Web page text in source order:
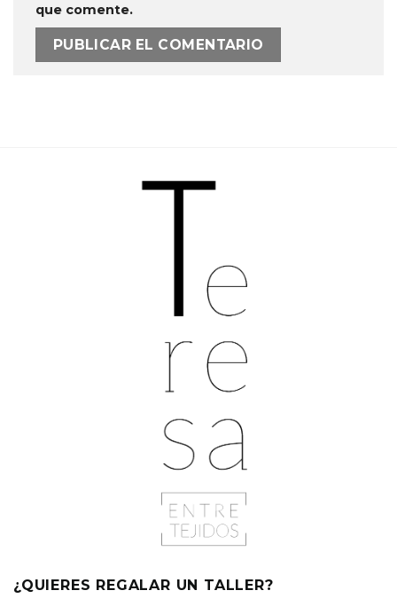
que comente.
¿QUIERES REGALAR UN TALLER?